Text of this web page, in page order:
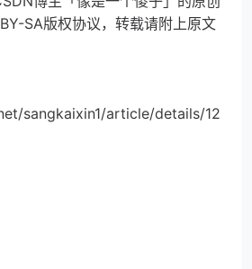
SA版权协议，转载请附上原文
sangkaixin1/article/details/12